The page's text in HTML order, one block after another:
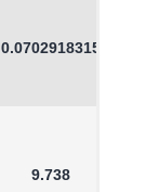
0.0702918315
9.738